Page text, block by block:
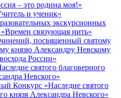
– это родина моя!»
и ученик»
экскурсионных
связующая нить»
посвященный святому
князю Александру Невскому
России»
святого благоверного
Невского»
Конкурс «Наследие святого
князя Александра Невского»